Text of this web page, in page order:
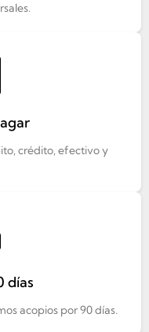
crédito, efectivo y
días
acopios por 90 días.